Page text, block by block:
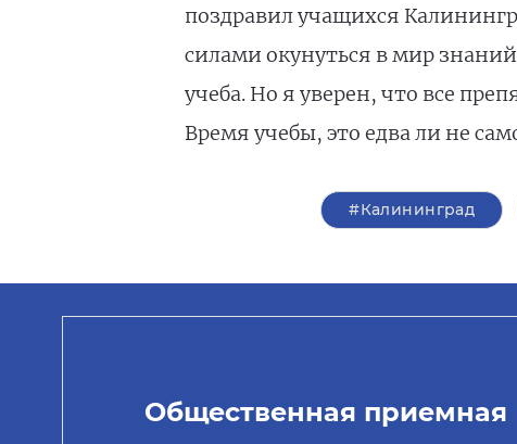
поздравил учащихся
силами окунуться в мир
учеба. Но я уверен, что все
Время учебы, это едва ли не
#Калининград
Общественная приемная